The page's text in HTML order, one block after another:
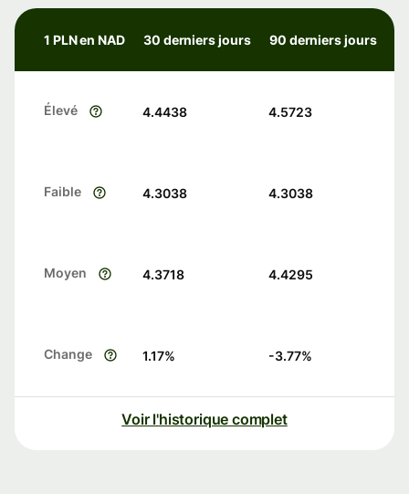
1 PLN en NAD 30 derniers jours 90 derniers jours
Élevé 4.4438 4.5723
Faible 4.3038 4.3038
Moyen 4.3718 4.4295
Change 1.17% -3.77%
Voir l'historique complet